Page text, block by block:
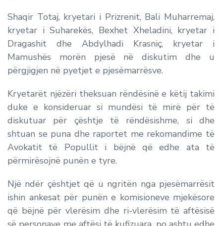
Shaqir Totaj, kryetari i Prizrenit, Bali Muharremaj,
kryetar i Suharekës, Bexhet Xheladini, kryetar i
Dragashit dhe Abdylhadi Krasniç, kryetar i
Mamushës morën pjesë në diskutim dhe u
përgjigjen në pyetjet e pjesëmarrësve.
Kryetarët njëzëri theksuan rëndësinë e këtij takimi
duke e konsideruar si mundësi të mirë për të
diskutuar për çështje të rëndësishme, si dhe
shtuan se puna dhe raportet me rekomandime të
Avokatit të Popullit i bëjnë që edhe ata të
përmirësojnë punën e tyre.
Një ndër çështjet që u ngritën nga pjesëmarrësit
ishin ankesat për punën e komisioneve mjekësore
që bëjnë për vlerësim dhe ri-vlerësim të aftësisë